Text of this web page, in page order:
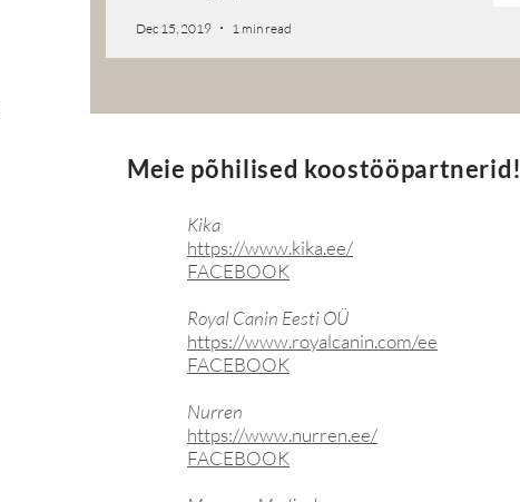
Meie põhilised koostööpartnerid!
Kika
https://www.kika.ee/
FACEBOOK
Royal Canin Eesti OÜ
https://www.royalcanin.com/ee
FACEBOOK
Nurren
https://www.nurren.ee/
FACEBOOK
Dec 15, 2019 1 min read